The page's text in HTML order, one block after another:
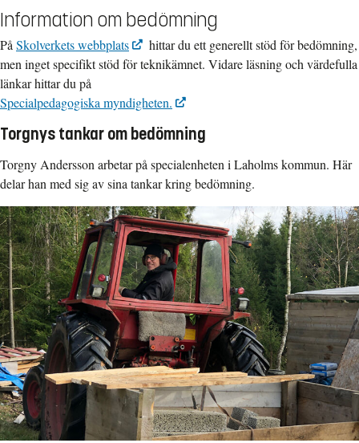
Information om bedömning
PåSkolverkets webbplats
hittar du ett generellt stöd för bedömning,
men inget specifikt stöd för teknikämnet. Vidare läsning och värdefulla
länkar hittar du på
Specialpedagogiska myndigheten.
Torgnys tankar om bedömning
Torgny Andersson arbetar på specialenheten i Laholms kommun. Här
delar han med sig av sina tankar kring bedömning.